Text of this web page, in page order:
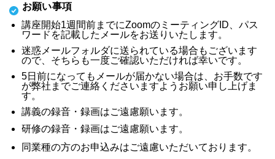
お願い事項
講座開始1週間前までにZoomのミーティングID、パス
ワードを記載したメールをお送りいたします。
迷惑メールフォルダに送られている場合もございます
ので、そちらも一度ご確認いただければ幸いです。
5日前になってもメールが届かない場合は、お手数です
が弊社までご連絡くださいますようお願い申し上げま
す。
講義の録音・録画はご遠慮願います。
研修の録音・録画はご遠慮願います。
同業種の方のお申込みはご遠慮いただいております。